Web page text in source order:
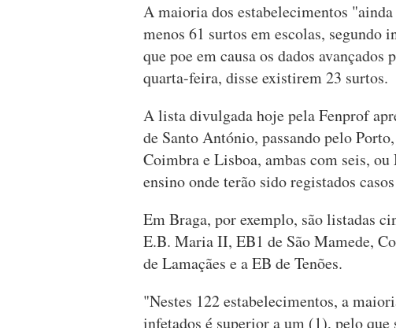
A maioria dos estabelecimentos
menos 61 surtos em escolas, segundo
que poe em causa os dados
quarta-feira, disse existirem 23 surtos.
A lista divulgada hoje pela Fenprof
de Santo António, passando pelo
Coimbra e Lisboa, ambas com seis,
ensino onde terão sido registados
Em Braga, por exemplo, são listadas
E.B. Maria II, EB1 de São Mamede,
de Lamaçães e a EB de Tenões.
"Nestes 122 estabelecimentos, a
infetados é superior a um (1), pelo que